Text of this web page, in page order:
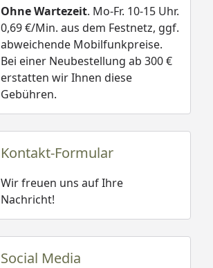
Ohne Wartezeit. Mo-Fr. 10-15 Uhr.
0,69 €/Min. aus dem Festnetz, ggf.
abweichende Mobilfunkpreise.
Bei einer Neubestellung ab 300 €
erstatten wir Ihnen diese
Gebühren.
Kontakt-Formular
Wir freuen uns auf Ihre
Nachricht!
Social Media